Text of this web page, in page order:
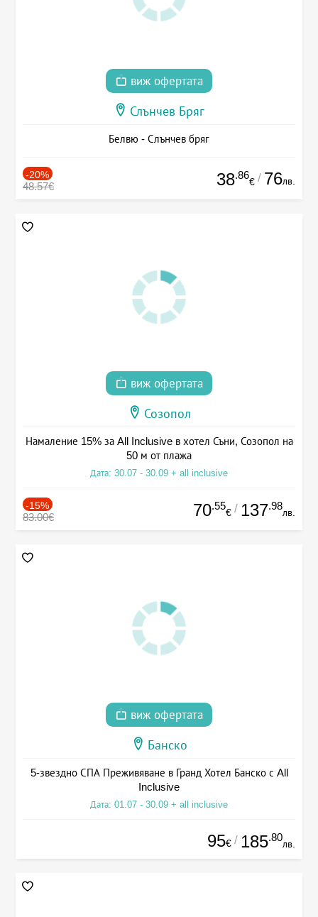
виж офертата
Слънчев Бряг
Белвю - Слънчев бряг
-20%
48.57€ 38.86
€ / 76лв.
виж офертата
Созопол
Намаление 15% за All Inclusive в хотел Съни, Созопол на
50 м от плажа
Дата: 30.07 - 30.09 + all inclusive
-15%
83.00€ 70.55
€ / 137.98
лв.
виж офертата
Банско
5-звездно СПА Преживяване в Гранд Хотел Банско с All
Inclusive
Дата: 01.07 - 30.09 + all inclusive
95€ / 185.80
лв.